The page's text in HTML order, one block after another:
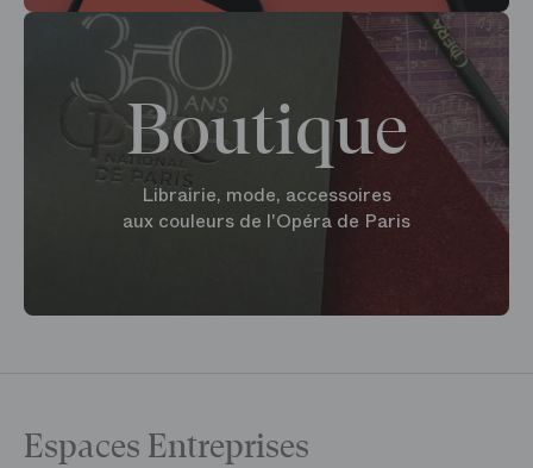
Boutique
Librairie, mode, accessoires
aux couleurs de l'Opéra de Paris
Espaces Entreprises